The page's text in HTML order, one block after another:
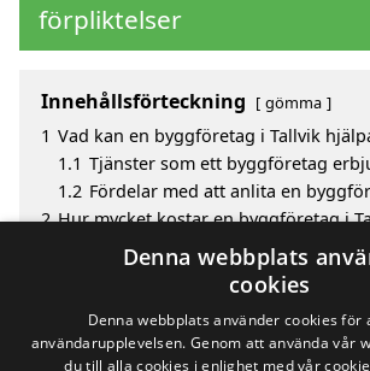
förpliktelser
Innehållsförteckning gömma
1 Vad kan en byggföretag i Tallvik
1.1 Tjänster som ett byggföretag
1.2 Fördelar med att anlita en
2 Hur mycket kostar en byggföretag i
Fördelar med att välja byggföretag i
Sök efter en skicklig byggföretag i de
Denna webbplats
cookies
Denna webbplats använder cookies för
användarupplevelsen. Genom att använda vår
du till alla cookies i enlighet med vår